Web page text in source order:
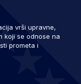
vrši upravne,
koji se odnose na
prometa i